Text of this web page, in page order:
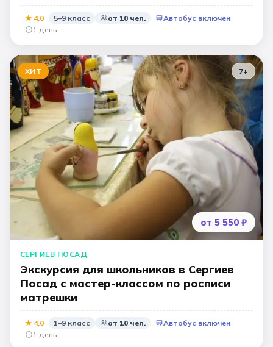
★ 4,0 5–9 класс от 10 чел.
Автобус включён
1 день
ХИТ 7+
от 5 550 ₽
СЕРГИЕВ ПОСАД
Экскурсия для школьников в Сергиев
Посад с мастер-классом по росписи
матрешки
★ 4,0 1–9 класс от 10 чел.
Автобус включён
1 день